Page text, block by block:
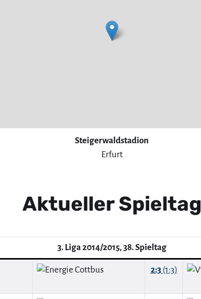
Steigerwaldstadion
Erfurt
Aktueller Spieltag
3. Liga 2014/2015, 38. Spieltag
2:3(1:3)